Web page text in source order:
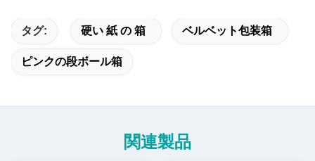
タグ: 硬い 紙 の 箱 ベルベット包装箱
ピンクの段ボール箱
関連製品